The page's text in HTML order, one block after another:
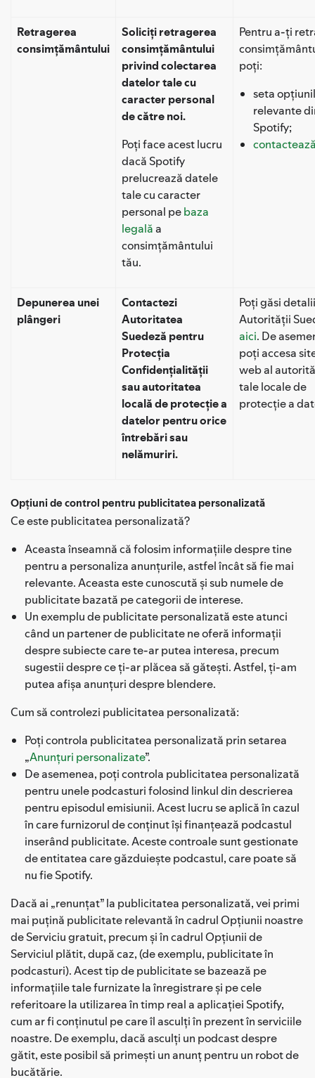
Retragerea
consimțământului
Soliciți retragerea
consimțământului
privind colectarea
datelor tale cu
caracter personal
de către noi.
Poți face acest lucru
dacă Spotify
prelucrează datele
tale cu caracter
personal pebaza
legalăa
consimțământului
tău.
Pentru a-ți
poți:
seta
relevante
Spotify;
Depunerea unei
plângeri
Contactezi
Autoritatea
Suedeză pentru
Protecția
Confidențialității
sau autoritatea
locală de protecție a
datelor pentru orice
întrebări sau
nelămuriri.
Poți găsi
Autorității
aici. De
poți accesa
web al
tale locale de
protecție a
Opțiuni de control pentru publicitatea personalizată
Ce este publicitatea personalizată?
Aceasta înseamnă că folosim informațiile despre tine
pentru a personaliza anunțurile, astfel încât să fie mai
relevante. Aceasta este cunoscută și sub numele de
publicitate bazată pe categorii de interese.
Un exemplu de publicitate personalizată este atunci
când un partener de publicitate ne oferă informații
despre subiecte care te-ar putea interesa, precum
sugestii despre ce ți-ar plăcea să gătești. Astfel, ți-am
putea afișa anunțuri despre blendere.
Cum să controlezi publicitatea personalizată:
Poți controla publicitatea personalizată prin setarea
„Anunțuri personalizate”.
De asemenea, poți controla publicitatea personalizată
pentru unele podcasturi folosind linkul din descrierea
pentru episodul emisiunii. Acest lucru se aplică în cazul
în care furnizorul de conținut își finanțează podcastul
inserând publicitate. Aceste controale sunt gestionate
de entitatea care găzduiește podcastul, care poate să
nu fie Spotify.
Dacă ai „renunțat” la publicitatea personalizată, vei primi
mai puțină publicitate relevantă în cadrul Opțiunii noastre
de Serviciu gratuit, precum și în cadrul Opțiunii de
Serviciul plătit, după caz, (de exemplu, publicitate în
podcasturi). Acest tip de publicitate se bazează pe
informațiile tale furnizate la înregistrare și pe cele
referitoare la utilizarea în timp real a aplicației Spotify,
cum ar fi conținutul pe care îl asculți în prezent în serviciile
noastre. De exemplu, dacă asculți un podcast despre
gătit, este posibil să primești un anunț pentru un robot de
bucătărie.